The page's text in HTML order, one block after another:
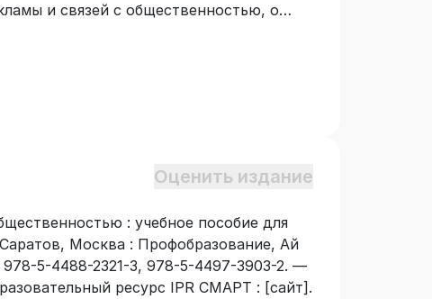
и связей с общественностью, о
рекламой и связями с
государственного
профессионального образования.
Будет также полезно при изучении
по укрупненным группам
и управление» и «Сервис и
Оценить издание
: учебное пособие для
Москва : Профобразование, Ай
5-4488-2321-3, 978-5-4497-3903-2. —
ресурс IPR СМАРТ : [сайт].